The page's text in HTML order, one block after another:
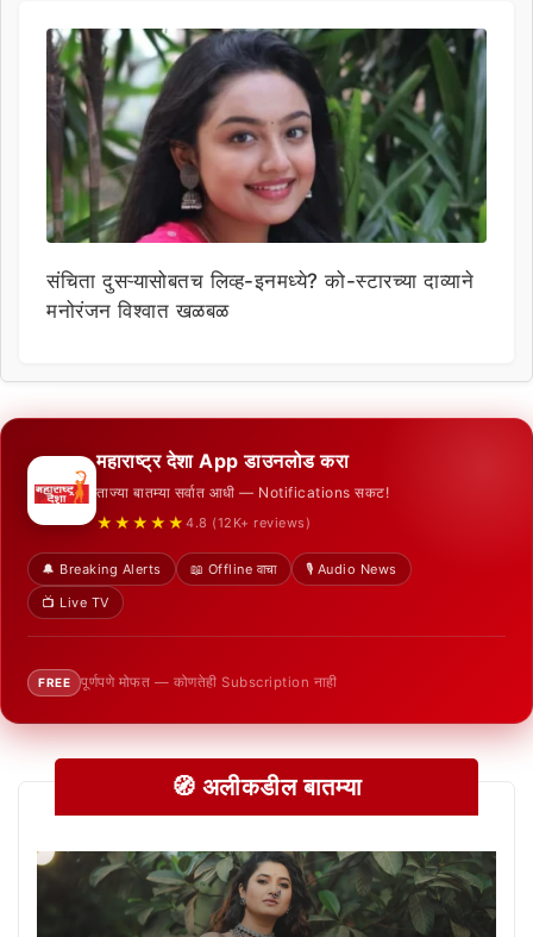
संचिता दुसऱ्यासोबतच लिव्ह-इनमध्ये? को-स्टारच्या दाव्याने
मनोरंजन विश्वात खळबळ
महाराष्ट्र देशा App डाउनलोड करा
ताज्या बातम्या सर्वात आधी — Notifications सकट!
★★★★★ 4.8 (12K+ reviews)
🔔 Breaking Alerts 📖 Offline वाचा
🎙️ Audio News
📺 Live TV
FREE पूर्णपणे मोफत — कोणतेही Subscription नाही
🧭 अलीकडील बातम्या